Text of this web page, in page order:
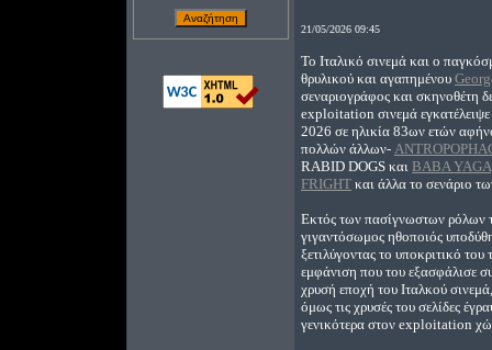
21/05/2026 09:45
Το Ιταλικό σινεμά και ο
θρυλικού και αγαπημένου
σεναριογράφος και σκηνοθέτη
exploitation σινεμά
2026 σε ηλικία 83ων ετών
πολλών άλλων-
RABID DOGS και BABA YAGA
FRIGHT και άλλα το σενάριο
Εκτός των πασίγνωστων ρόλων
γιγαντόσωμος ηθοποιός
ξετιλύγοντας το υποκριτικό
εμφάνιση που του εξασφάλισε
χρυσή εποχή του Ιταλκού
όμως τις χρυσές του σελίδες
γενικότερα στον exploitation